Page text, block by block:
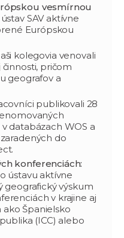
vesmírnou
SAV aktívne
Európskou
kolegovia venovali
pričom
geografov a
publikovali 28
databázach WOS a
do
konferenciách:
ústavu aktívne
geografický výskum
v krajine aj
ako Španielsko
(ICC) alebo